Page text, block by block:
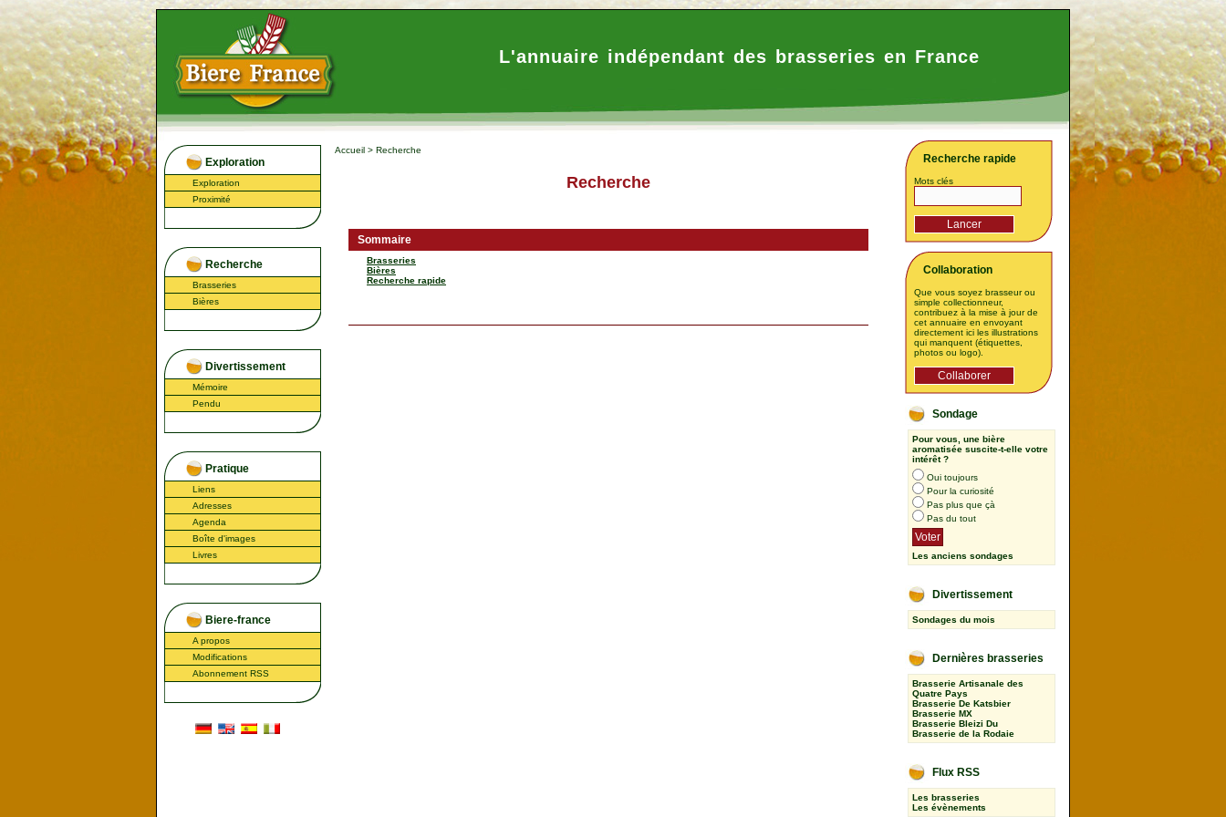
L'annuaire indépendant des brasseries en France
Exploration
Exploration
Proximité
Recherche
Brasseries
Bières
Divertissement
Mémoire
Pendu
Pratique
Liens
Adresses
Agenda
Boîte d'images
Livres
Biere-france
A propos
Modifications
Abonnement RSS
Accueil > Recherche
Recherche
Sommaire
Brasseries
Bières
Recherche rapide
Recherche rapide
Mots clés
Collaboration
Que vous soyez brasseur ou
simple collectionneur,
contribuez à la mise à jour de
cet annuaire en envoyant
directement ici les illustrations
qui manquent (étiquettes,
photos ou logo).
Sondage
Pour vous, une bière
aromatisée suscite-t-elle votre
intérêt ?
Oui toujours
Pour la curiosité
Pas plus que çà
Pas du tout
Les anciens sondages
Divertissement
Sondages du mois
Dernières brasseries
Brasserie Artisanale des
Quatre Pays
Brasserie De Katsbier
Brasserie MX
Brasserie Bleizi Du
Brasserie de la Rodaie
Flux RSS
Les brasseries
Les évènements